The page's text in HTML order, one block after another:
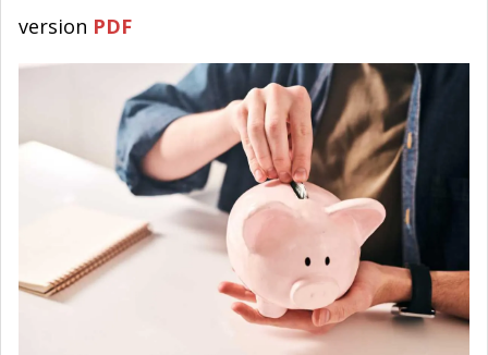
version PDF